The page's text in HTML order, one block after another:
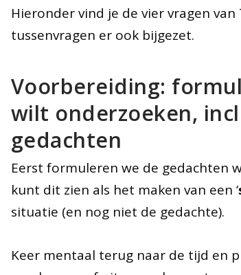
Hieronder vind je de vier vragen
tussenvragen er ook bijgezet.
Voorbereiding:
wilt onderzoeken,
gedachten
Eerst formuleren we de gedachten
kunt dit zien als het maken van een ‘
situatie (en nog niet de gedachte).
Keer mentaal terug naar de tijd en